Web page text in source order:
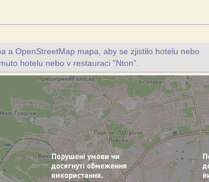
a OpenStreetMap mapa, aby se zjistilo hotelu nebo
hotelu nebo v restauraci "Nton".